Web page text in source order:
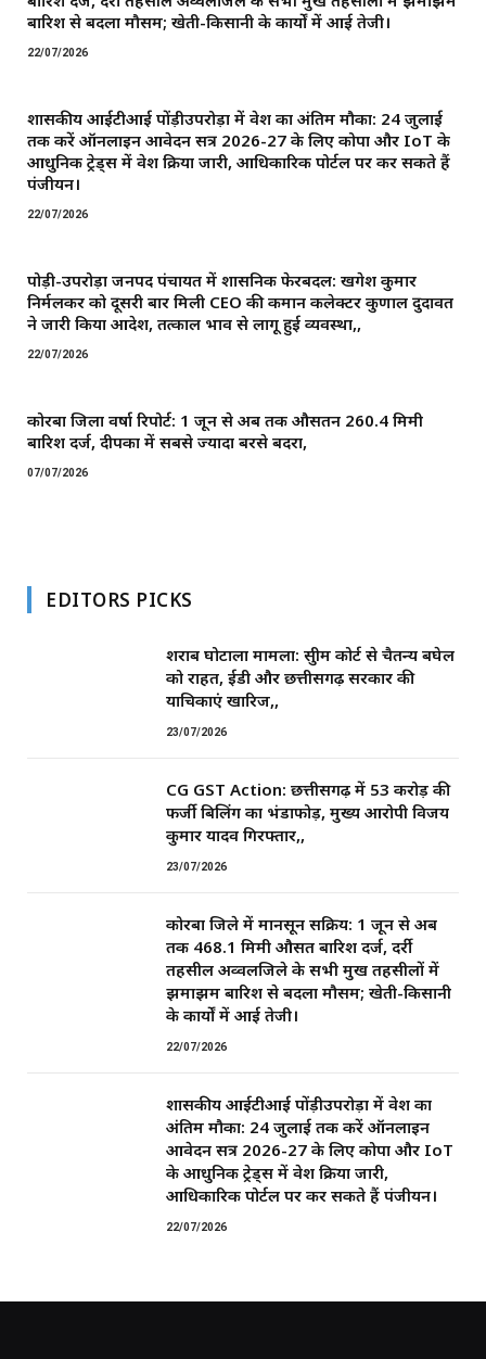
बारिश से बदला मौसम; खेती-किसानी के कार्यों में आई तेजी।
22/07/2026
शासकीय आईटीआई पोंड़ीउपरोड़ा में प्रवेश का अंतिम मौका: 24 जुलाई
तक करें ऑनलाइन आवेदन सत्र 2026-27 के लिए कोपा और IoT के
आधुनिक ट्रेड्स में प्रवेश प्रक्रिया जारी, आधिकारिक पोर्टल पर कर सकते हैं
पंजीयन।
22/07/2026
पोड़ी-उपरोड़ा जनपद पंचायत में प्रशासनिक फेरबदल: खगेश कुमार
निर्मलकर को दूसरी बार मिली CEO की कमान ​कलेक्टर कुणाल दुदावत
ने जारी किया आदेश, तत्काल प्रभाव से लागू हुई व्यवस्था,,
22/07/2026
कोरबा जिला वर्षा रिपोर्ट: 1 जून से अब तक औसतन 260.4 मिमी
बारिश दर्ज, दीपका में सबसे ज्यादा बरसे बदरा,
07/07/2026
EDITORS PICKS
शराब घोटाला मामला: सुप्रीम कोर्ट से चैतन्य बघेल
को राहत, ईडी और छत्तीसगढ़ सरकार की
याचिकाएं खारिज,,
23/07/2026
CG GST Action: छत्तीसगढ़ में 53 करोड़ की
फर्जी बिलिंग का भंडाफोड़, मुख्य आरोपी विजय
कुमार यादव गिरफ्तार,,
23/07/2026
कोरबा जिले में मानसून सक्रिय: 1 जून से अब
तक 468.1 मिमी औसत बारिश दर्ज, दर्री
तहसील अव्वलजिले के सभी प्रमुख तहसीलों में
झमाझम बारिश से बदला मौसम; खेती-किसानी
के कार्यों में आई तेजी।
22/07/2026
शासकीय आईटीआई पोंड़ीउपरोड़ा में प्रवेश का
अंतिम मौका: 24 जुलाई तक करें ऑनलाइन
आवेदन सत्र 2026-27 के लिए कोपा और IoT
के आधुनिक ट्रेड्स में प्रवेश प्रक्रिया जारी,
आधिकारिक पोर्टल पर कर सकते हैं पंजीयन।
22/07/2026